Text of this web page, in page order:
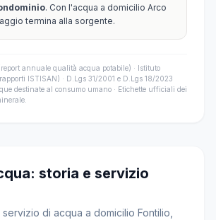
. Con l'acqua a domicilio Arco
termina alla sorgente.
annuale qualità acqua potabile) · Istituto
ISTISAN) · D.Lgs 31/2001 e D.Lgs 18/2023
destinate al consumo umano · Etichette ufficiali dei
storia e servizio
di acqua a domicilio Fontilio,